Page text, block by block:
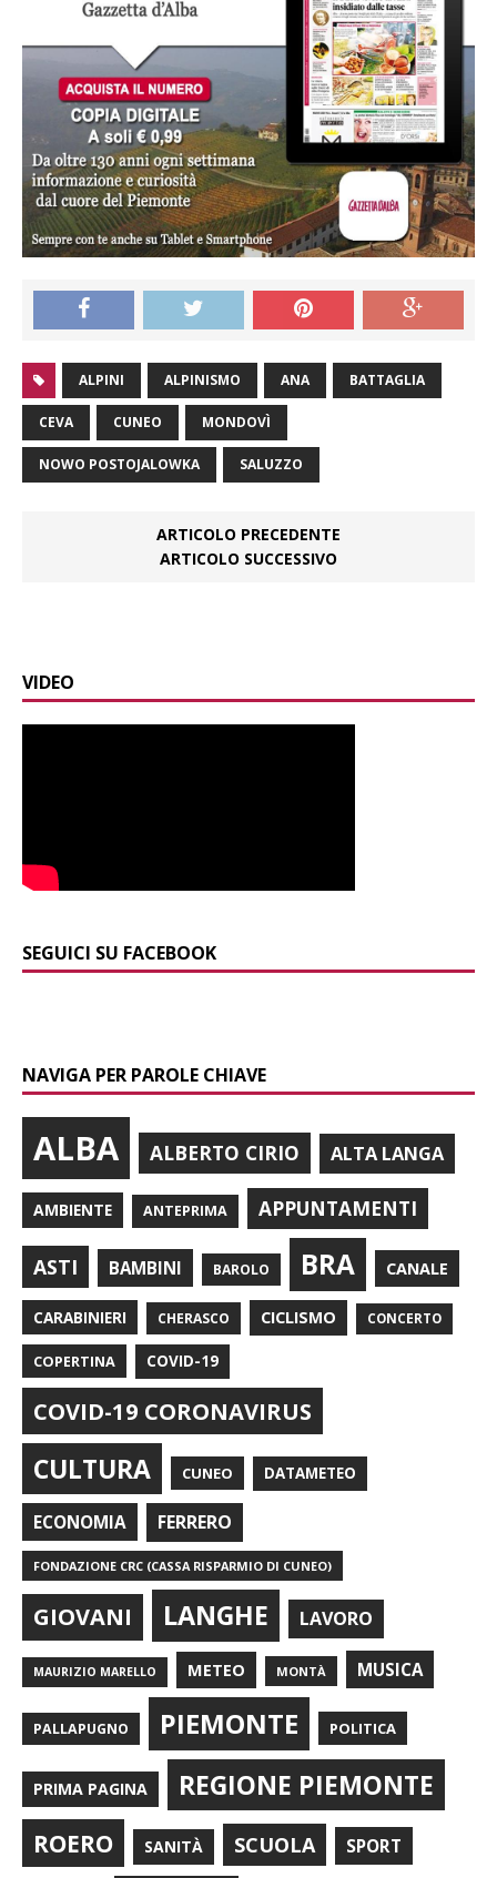
ALPINI ALPINISMO ANA BATTAGLIA
CEVA CUNEO MONDOVÌ
NOWO POSTOJALOWKA SALUZZO
ARTICOLO PRECEDENTE
ARTICOLO SUCCESSIVO
VIDEO
SEGUICI SU FACEBOOK
NAVIGA PER PAROLE CHIAVE
ALBA ALBERTO CIRIO ALTA LANGA
AMBIENTE ANTEPRIMA APPUNTAMENTI
ASTI BAMBINI BAROLO BRA CANALE
CARABINIERI CHERASCO CICLISMO CONCERTO
COPERTINA COVID-19
COVID-19 CORONAVIRUS
CULTURA CUNEO DATAMETEO
ECONOMIA FERRERO
FONDAZIONE CRC (CASSA RISPARMIO DI CUNEO)
GIOVANI LANGHE LAVORO
MAURIZIO MARELLO METEO MONTÀ MUSICA
PALLAPUGNO PIEMONTE POLITICA
PRIMA PAGINA REGIONE PIEMONTE
ROERO SANITÀ SCUOLA SPORT